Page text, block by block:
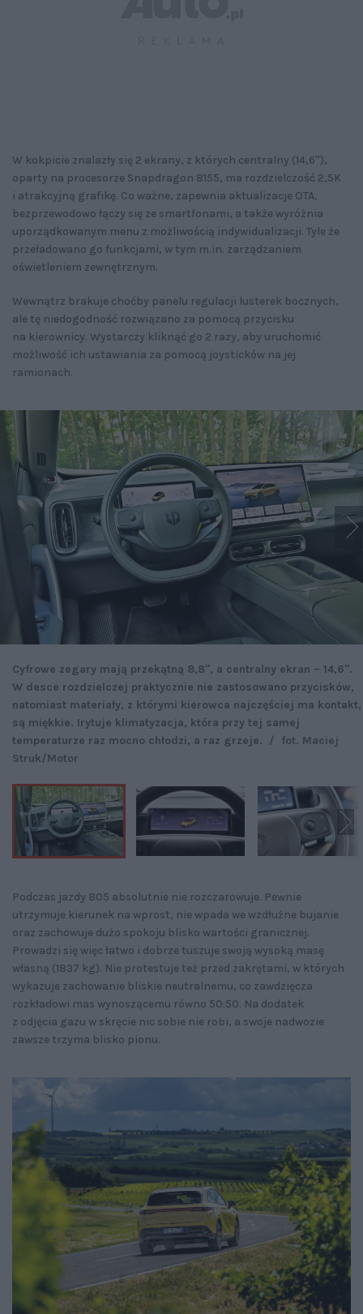
W kokpicie znalazły się 2 ekrany, z których centralny (14,6''),
oparty na procesorze Snapdragon 8155, ma rozdzielczość 2,5K
i atrakcyjną grafikę. Co ważne, zapewnia aktualizacje OTA,
bezprzewodowo łączy się ze smartfonami, a także wyróżnia
uporządkowanym menu z możliwością indywidualizacji. Tyle że
przeładowano go funkcjami, w tym m.in. zarządzaniem
oświetleniem zewnętrznym.
Wewnątrz brakuje choćby panelu regulacji lusterek bocznych,
ale tę niedogodność rozwiązano za pomocą przycisku
na kierownicy. Wystarczy kliknąć go 2 razy, aby uruchomić
możliwość ich ustawiania za pomocą joysticków na jej
ramionach.
Cyfrowe zegary mają przekątną 8,8'', a centralny ekran – 14,6''.
W desce rozdzielczej praktycznie nie zastosowano przycisków,
natomiast materiały, z którymi kierowca najczęściej ma kontakt,
są miękkie. Irytuje klimatyzacja, która przy tej samej
temperaturze raz mocno chłodzi, a raz grzeje. / fot. Maciej
Struk/Motor
Podczas jazdy B05 absolutnie nie rozczarowuje. Pewnie
utrzymuje kierunek na wprost, nie wpada we wzdłużne bujanie
oraz zachowuje dużo spokoju blisko wartości granicznej.
Prowadzi się więc łatwo i dobrze tuszuje swoją wysoką masę
własną (1837 kg). Nie protestuje też przed zakrętami, w których
wykazuje zachowanie bliskie neutralnemu, co zawdzięcza
rozkładowi mas wynoszącemu równo 50:50. Na dodatek
z odjęcia gazu w skręcie nic sobie nie robi, a swoje nadwozie
zawsze trzyma blisko pionu.